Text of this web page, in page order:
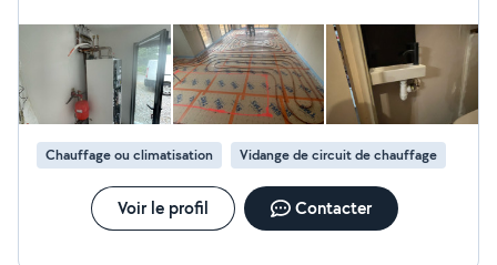
Chauffage ou climatisation Vidange de circuit de chauffage
Voir le profil Contacter